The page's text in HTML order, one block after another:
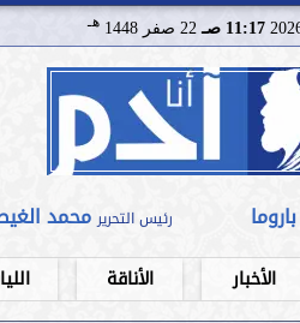
11:17 صـ 22 صفر 1448 هـ
رئيس التحرير محمد
الأخبار الأناقة